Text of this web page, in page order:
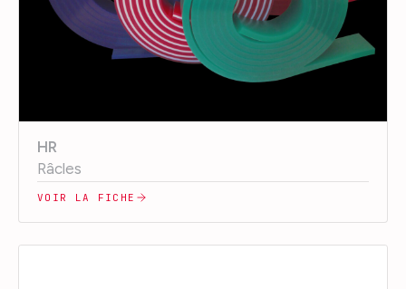
HR
Râcles
VOIR LA FICHE